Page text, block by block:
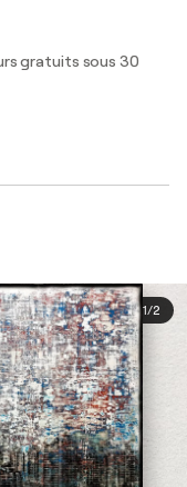
gratuits sous 30
1/2